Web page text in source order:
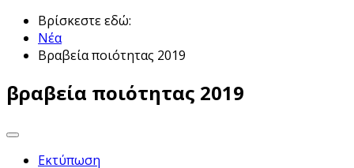
Βρίσκεστε εδώ:
Νέα
Βραβεία ποιότητας 2019
βραβεία ποιότητας 2019
Εκτύπωση